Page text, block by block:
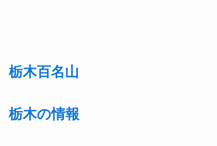
栃木百名山
栃木の情報